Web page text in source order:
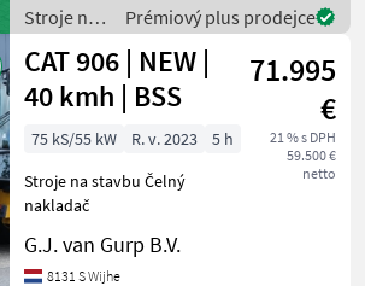
STAGE V Regul
Stroje na
stavbu /
CAT
Prémiový plus prodejce
CAT 906 | NEW |
40 kmh | BSS
71.995
€
21 % s DPH
59.500 €
netto
75 kS/55 kW R. v. 2023
5 h
Stroje na stavbu Čelný
nakladač
G.J. van Gurp B.V.
8131 S Wijhe